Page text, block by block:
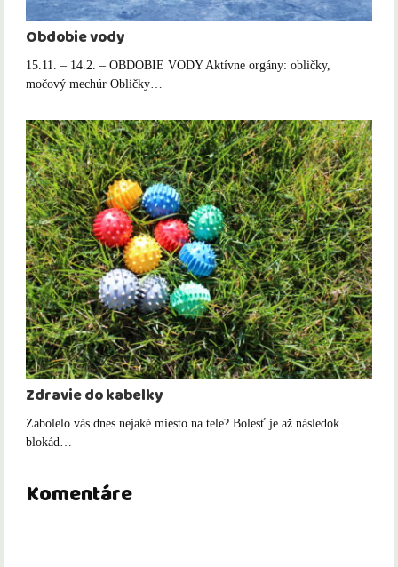
Obdobie vody
15.11. – 14.2. – OBDOBIE VODY Aktívne orgány: obličky,
močový mechúr Obličky…
Zdravie do kabelky
Zabolelo vás dnes nejaké miesto na tele? Bolesť je až následok
blokád…
Komentáre